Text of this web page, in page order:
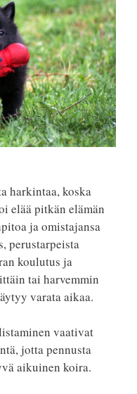
harkintaa, koska
elää pitkän elämän
ja omistajansa
perustarpeista
koulutus ja
tai harvemmin
varata aikaa.
vaativat
jotta pennusta
aikuinen koira.